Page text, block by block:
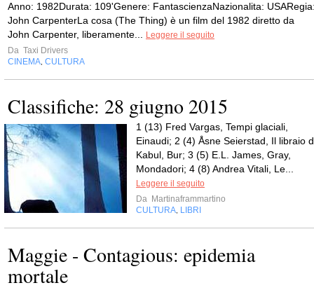
Anno: 1982Durata: 109'Genere: FantascienzaNazionalita:
John CarpenterLa cosa (The Thing) è un film del 1982 diretto da
John Carpenter, liberamente...
Leggere il seguito
Da Taxi Drivers
CINEMA CULTURA
Classifiche: 28 giugno 2015
1 (13) Fred Vargas, Tempi glaciali,
Einaudi; 2 (4) Åsne Seierstad, Il libraio
Kabul, Bur; 3 (5) E.L. James, Gray,
Mondadori; 4 (8) Andrea Vitali, Le...
Leggere il seguito
Da Martinaframmartino
CULTURA LIBRI
Maggie - Contagious: epidemia
mortale